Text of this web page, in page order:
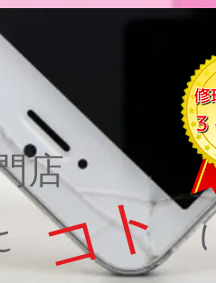
店
た
コト